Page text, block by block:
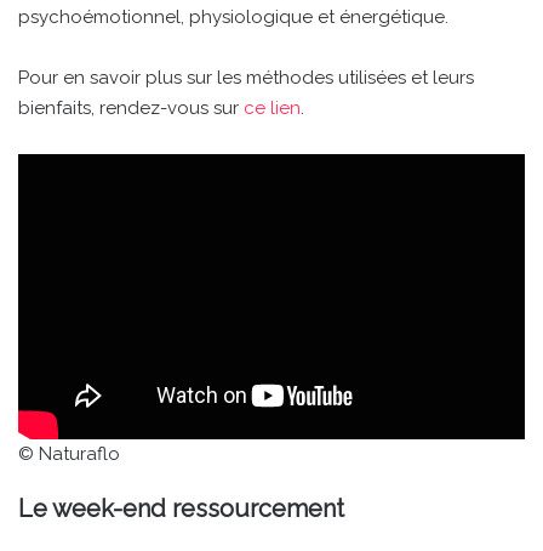
psychoémotionnel, physiologique et énergétique.
Pour en savoir plus sur les méthodes utilisées et leurs
bienfaits, rendez-vous sur ce lien.
© Naturaflo
Le week-end ressourcement